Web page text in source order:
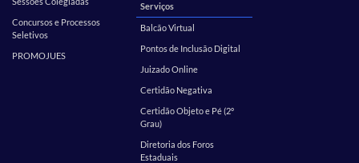
Concursos e Processos
Seletivos
PROMOJUES
Serviços
Balcão Virtual
Pontos de Inclusão Digital
Juizado Online
Certidão Negativa
Certidão Objeto e Pé (2º
Grau)
Diretoria dos Foros
Estaduais